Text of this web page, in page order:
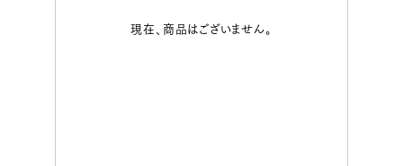
現在、商品はございません。